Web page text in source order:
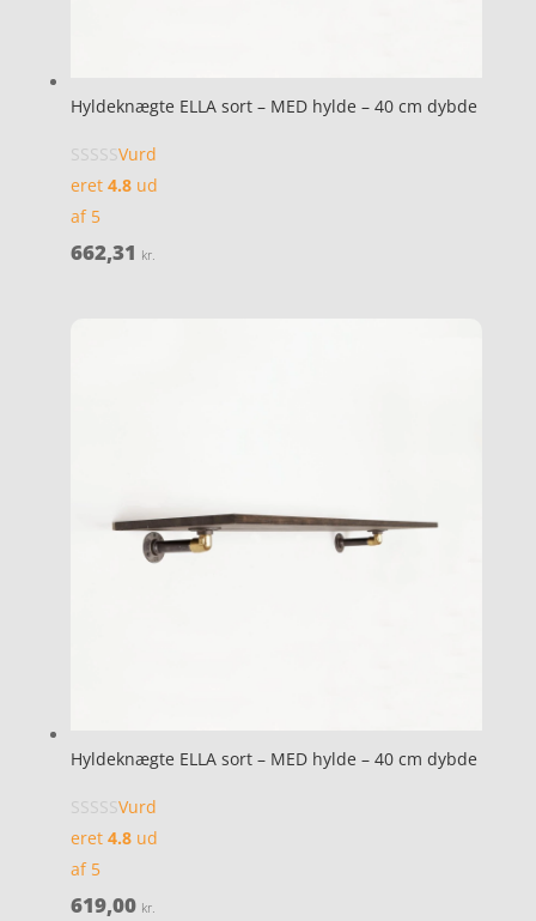
Hyldeknægte ELLA sort – MED hylde – 40 cm dybde
Vurd
eret 4.8ud
af 5
662,31 kr.
Hyldeknægte ELLA sort – MED hylde – 40 cm dybde
Vurd
eret 4.8ud
af 5
619,00 kr.